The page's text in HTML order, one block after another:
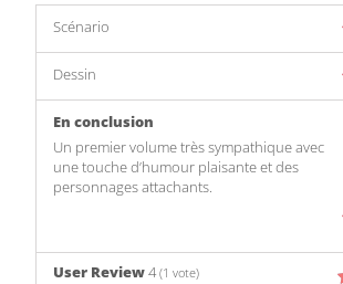
Scénario
Dessin
En conclusion
Un premier volume très sympathique avec
une touche d’humour plaisante et des
personnages attachants.
User Review4 (1 vote)